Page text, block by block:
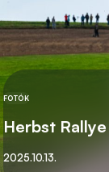
KATEGÓRIA
FOTÓK
Herbst
Közzétett
2025.10.13.